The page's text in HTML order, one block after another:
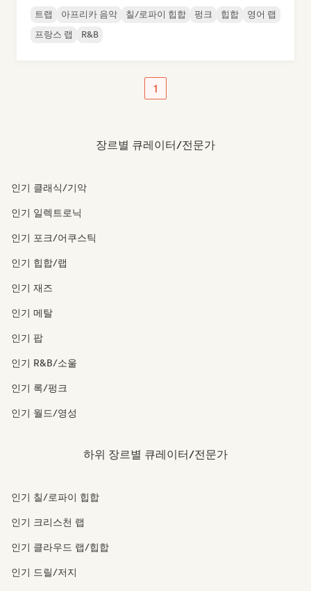
트랩 아프리카 음악 칠/로파이 힙합 펑크 힙합
영어 랩
프랑스 랩
R&B
1
장르별 큐레이터/전문가
인기 클래식/기악
인기 일렉트로닉
인기 포크/어쿠스틱
인기 힙합/랩
인기 재즈
인기 메탈
인기 팝
인기 R&B/소울
인기 록/펑크
인기 월드/영성
하위 장르별 큐레이터/전문가
인기 칠/로파이 힙합
인기 크리스천 랩
인기 클라우드 랩/힙합
인기 드릴/저지